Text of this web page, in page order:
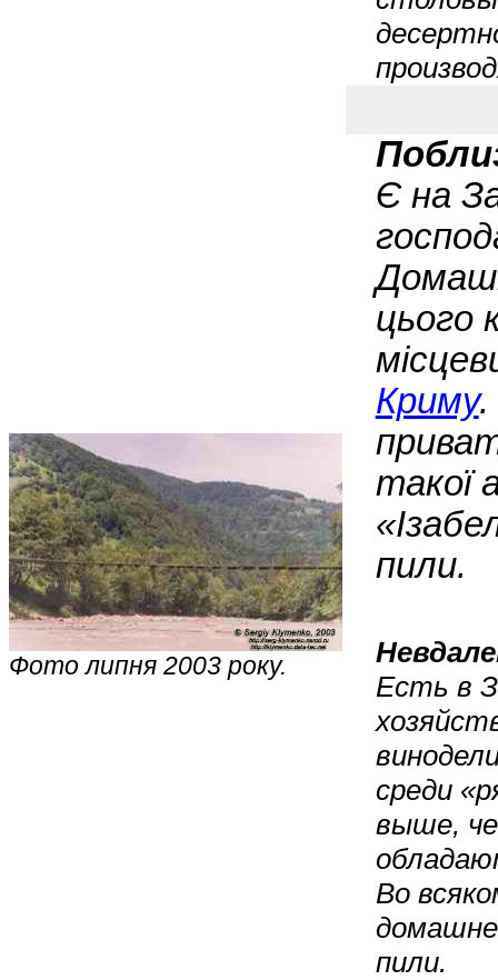
Фото липня 2003 року.
Є на
цього
Криму.
такої
пили.
Есть в
среди
выше,
Во
пили.